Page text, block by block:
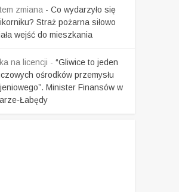
zmiana - Co wydarzyło się
Straż pożarna siłowo
wejść do mieszkania
na licencji - “Gliwice to jeden
ośrodków przemysłu
Minister Finansów w
Łabędy